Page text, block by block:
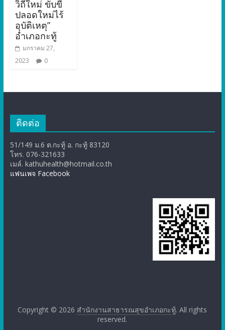
วิถีใหม่ ขับขี่
ปลอดใหม่ไร้
อุบัติเหตุ”
อำเภอกะทู้
มกราคม 27,
2023
0
ติดต่อ
51/149 ม.6 ต.กะทู้ อ. กะทู้ 83120
โทร. 076-321633
เมล์. kathuhealth@hotmail.co.th
แฟนเพจ Facebook
Copyright © 2026 สำนักงานสาธารณสุขอำเภอกะทู้. All rights
reserved.